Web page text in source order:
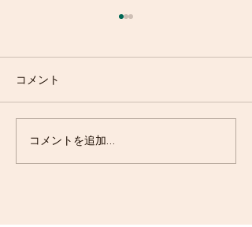
ポッピング・マンゴーパ
ルフェ
コメント
コメントを追加…